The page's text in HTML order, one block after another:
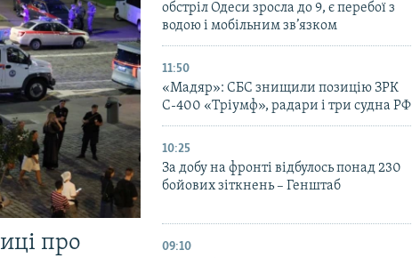
про
обстріл Одеси зросла до 9, є перебої з
водою і мобільним зв’язком
11:50
«Мадяр»: СБС знищили позицію ЗРК
С-400 «Тріумф», радари і три судна РФ
10:25
За добу на фронті відбулось понад 230
бойових зіткнень – Генштаб
09:10